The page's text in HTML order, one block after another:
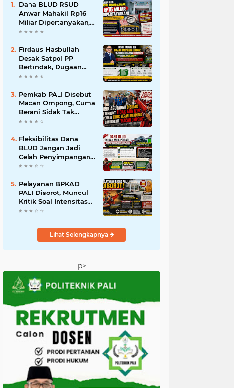
Dana BLUD RSUD
Anwar Mahakil Rp16
Miliar Dipertanyakan,
Publik Desak
Pengawasan
Diperketat
Firdaus Hasbullah
Desak Satpol PP
Bertindak, Dugaan
PKS Tanpa Izin
Tak Boleh Dibiarkan
Beroperasi
Pemkab PALI Disebut
Macan Ompong, Cuma
Berani Sidak Tak
Berani Menindak
Berizin
Fleksibilitas Dana
BLUD Jangan Jadi
Celah Penyimpangan,
RSUD Anwar Mahakil
Pelayanan BPKAD
PALI Disorot, Muncul
Kritik Soal Intensitas
Perjalanan Dinas
Pemerhati Minta
Bupati LakukanLihat Selengkapnya
p>